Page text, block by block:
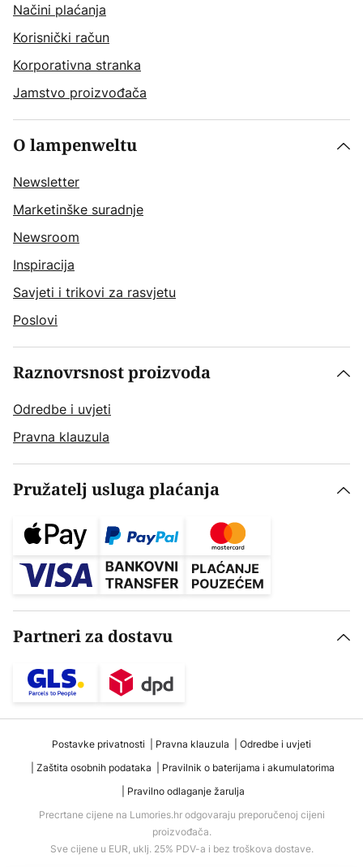
Načini plaćanja
Korisnički račun
Korporativna stranka
Jamstvo proizvođača
O lampenweltu
Newsletter
Marketinške suradnje
Newsroom
Inspiracija
Savjeti i trikovi za rasvjetu
Poslovi
Raznovrsnost proizvoda
Odredbe i uvjeti
Pravna klauzula
Pružatelj usluga plaćanja
Partneri za dostavu
Postavke privatnosti Pravna klauzula
Odredbe i uvjeti
Zaštita osobnih podataka
Pravilnik o baterijama i akumulatorima
Pravilno odlaganje žarulja
Precrtane cijene na Lumories.hr odgovaraju preporučenoj cijeni
proizvođača.
Sve cijene u EUR, uklj. 25% PDV-a i bez troškova dostave.